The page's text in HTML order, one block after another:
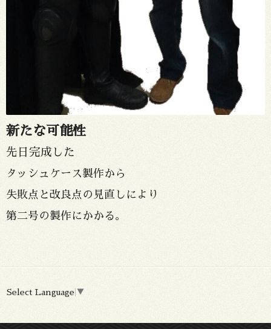
新たな可能性
先日完成した
タッシュケース製作から
失敗点と改良点の見直しにより
第二号の製作にかかる。
Select Language ▼